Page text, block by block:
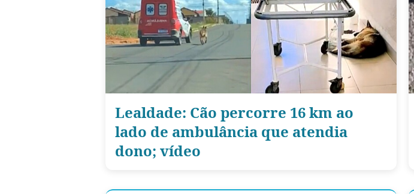
Lealdade: Cão percorre 16 km ao
lado de ambulância que atendia
dono; vídeo